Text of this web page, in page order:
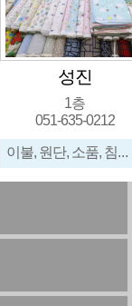
성진
1층
051-635-0212
이불, 원단, 소품, 침구, 맞춤이불